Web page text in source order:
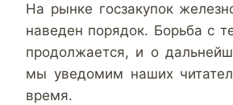
На рынке госзакупок
наведен порядок. Борьба с
продолжается, и о
мы уведомим наших
время.